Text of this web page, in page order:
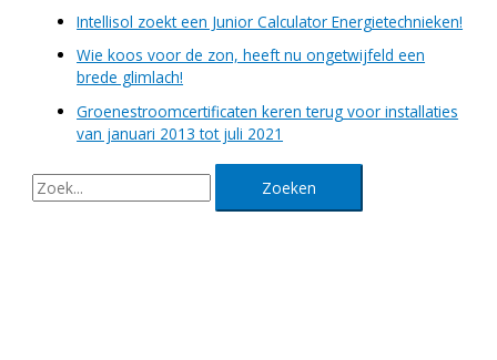
Intellisol zoekt een Junior Calculator Energietechnieken!
Wie koos voor de zon, heeft nu ongetwijfeld een
brede glimlach!
Groenestroomcertificaten keren terug voor installaties
van januari 2013 tot juli 2021